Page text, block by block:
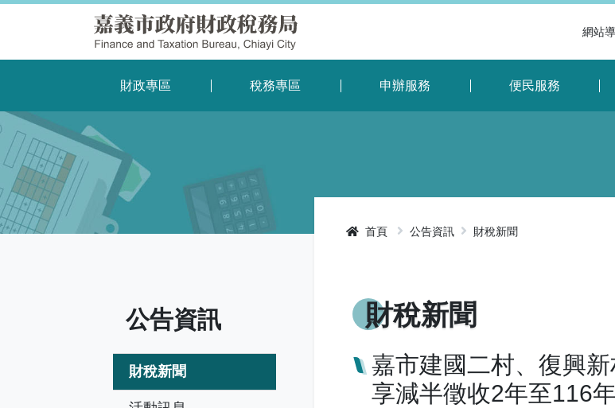
網站
財政專區 稅務專區 申辦服務 便民服務
公告資訊
財稅新聞
首頁 公告資訊 財稅新聞
財稅新聞
嘉市建國二村、復興
享減半徵收2年至116